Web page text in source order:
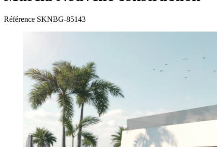
Référence SKNBG-85143